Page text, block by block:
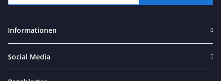
Informationen
Social Media